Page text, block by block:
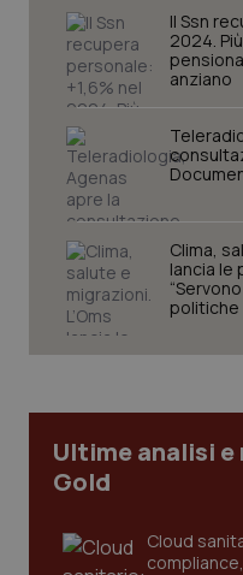
Il Ssn
2024.
anziano
Clima,
lancia le
politiche
Ultime analisi e
Gold
Cloud